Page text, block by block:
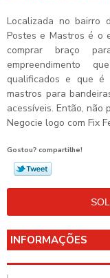
Localizada no bairro
Postes e Mastros é o
comprar braço
empreendimento
qualificados e que é
mastros para
acessíveis. Então, não
Negocie logo com Fix
Gostou? compartilhe!
INFORMAÇÕES